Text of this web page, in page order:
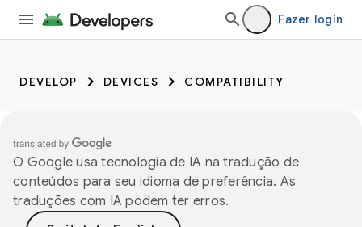
Fazer login
DEVELOP DEVICES COMPATIBILITY
O Google usa tecnologia de IA na tradução de
conteúdos para seu idioma de preferência. As
traduções com IA podem ter erros.